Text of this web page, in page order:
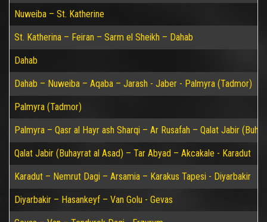
Nuweiba – St. Katherine
St. Katherina – Feiran – Sarm el Sheikh – Dahab
Dahab
Dahab – Nuweiba – Aqaba – Jarash - Jaber - Palmyra (Tadmor)
Palmyra (Tadmor)
Palmyra – Qasr al Hayr ash Sharqi – Ar Rusafah – Qalat Jabir
Qalat Jabir (Buhayrat al Asad) – Tar Abyad – Akcakale - Karadut
Karadut – Nemrut Dagi – Arsamia – Karakus Tapesi - Diyarbakir
Diyarbakir – Hasankeyf – Van Golu - Gevas